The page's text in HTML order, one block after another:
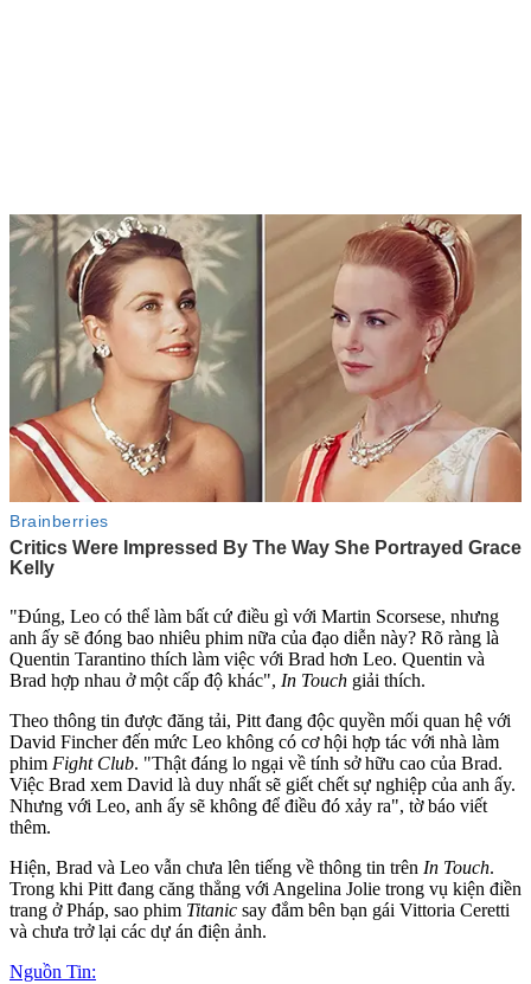
"Đúng, Leo có thể làm bất cứ điều gì với Martin Scorsese, nhưng
anh ấy sẽ đóng bao nhiêu phim nữa của đạo diễn này? Rõ ràng là
Quentin Tarantino thích làm việc với Brad hơn Leo. Quentin và
Brad hợp nhau ở một cấp độ khác", In Touch giải thích.
Theo thông tin được đăng tải, Pitt đang độc quyền mối quan hệ với
David Fincher đến mức Leo không có cơ hội hợp tác với nhà làm
phim Fight Club. "Thật đáng lo ngại về tính sở hữu cao của Brad.
Việc Brad xem David là duy nhất sẽ giết chết sự nghiệp của anh ấy.
Nhưng với Leo, anh ấy sẽ không để điều đó xảy ra", tờ báo viết
thêm.
Hiện, Brad và Leo vẫn chưa lên tiếng về thông tin trên In Touch.
Trong khi Pitt đang căng thẳng với Angelina Jolie trong vụ kiện điền
trang ở Pháp, sao phim Titanic say đắm bên bạn gái Vittoria Ceretti
và chưa trở lại các dự án điện ảnh.
Nguồn Tin: